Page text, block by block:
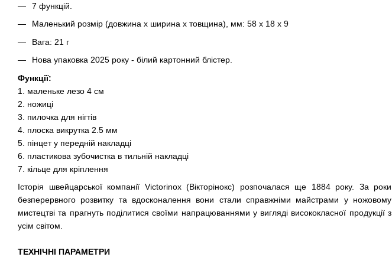
7 функцій.
Маленький розмір (довжина х ширина х товщина), мм: 58 х 18 х 9
Вага: 21 г
Нова упаковка 2025 року - білий картонний блістер.
Функції:
1. маленьке лезо 4 см
2. ножиці
3. пилочка для нігтів
4. плоска викрутка 2.5 мм
5. пінцет у передній накладці
6. пластикова зубочистка в тильній накладці
7. кільце для кріплення
Історія швейцарської компанії Victorinox (Вікторінокс) розпочалася ще 1884 року. За роки
безперервного розвитку та вдосконалення вони стали справжніми майстрами у ножовому
мистецтві та прагнуть поділитися своїми напрацюваннями у вигляді висококласної продукції з
усім світом.
ТЕХНІЧНІ ПАРАМЕТРИ